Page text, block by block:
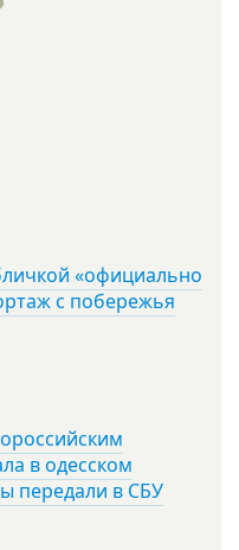
«официально
с побережья
в одесском
передали в СБУ